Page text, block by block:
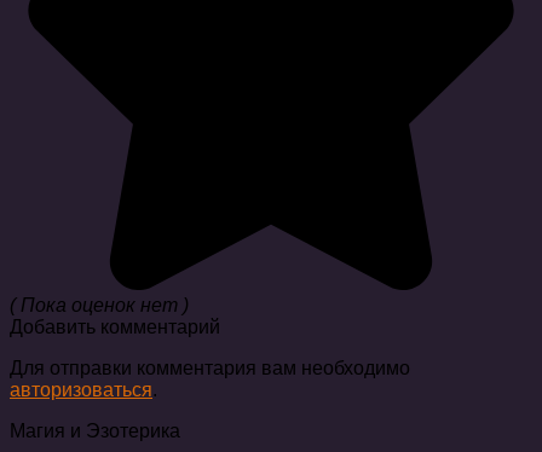
( Пока оценок нет )
Добавить комментарий
Для отправки комментария вам необходимо
авторизоваться.
Магия и Эзотерика